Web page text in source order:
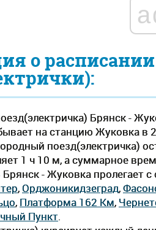
о
Брянск -
на станцию Жуковка в
поезд(электричка)
1 ч 10 м, а суммарное
- Жуковка пролегает
,Орджоникидзеград,
, Платформа 162 Км,
Пункт.